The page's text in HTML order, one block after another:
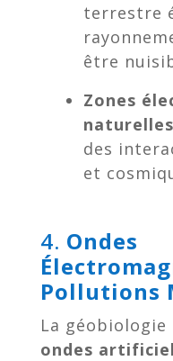
terrestre
être
Zones
naturelles
des
et
4. Ondes
Pollutions
La géobiologie
ondes